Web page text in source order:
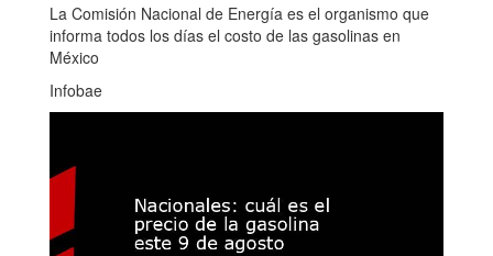
La Comisión Nacional de Energía es el organismo que
informa todos los días el costo de las gasolinas en
México
Infobae